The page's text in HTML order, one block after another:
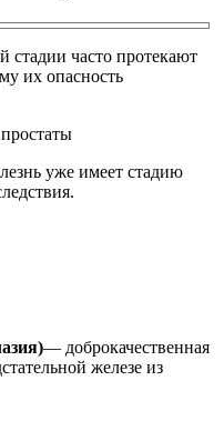
стадии часто протекают
их опасность
уже имеет стадию
— доброкачественная
железе из